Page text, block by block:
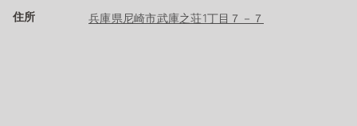
住所 兵庫県尼崎市武庫之荘1丁目７－７